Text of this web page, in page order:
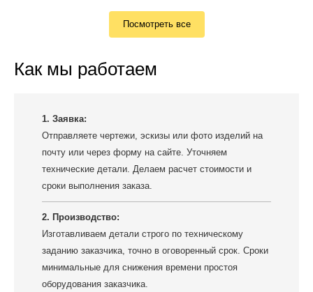
Посмотреть все
Как мы работаем
1. Заявка:
Отправляете чертежи, эскизы или фото изделий на
почту или через форму на сайте. Уточняем
технические детали. Делаем расчет стоимости и
сроки выполнения заказа.
2. Производство:
Изготавливаем детали строго по техническому
заданию заказчика, точно в оговоренный срок. Сроки
минимальные для снижения времени простоя
оборудования заказчика.